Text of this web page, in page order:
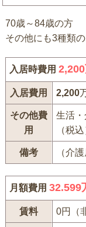
70歳～84歳の方
その他にも3種類
入居時費用2,200
入居費用 2,200
その他費
用
生活
（税込
備考 （介
月額費用32.599
賃料 0円（